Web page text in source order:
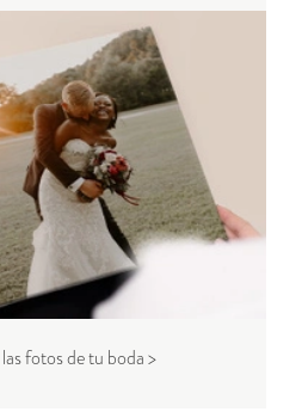
fotos de tu boda >